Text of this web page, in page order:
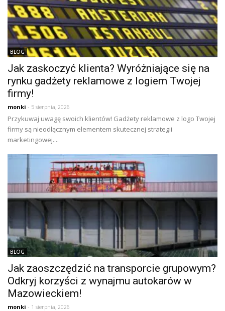
BLOG
Jak zaskoczyć klienta? Wyróżniające się na
rynku gadżety reklamowe z logiem Twojej
firmy!
monki - 5 sierpnia, 2026
Przykuwaj uwagę swoich klientów! Gadżety reklamowe z logo Twojej
firmy są nieodłącznym elementem skutecznej strategii
marketingowej....
BLOG
Jak zaoszczędzić na transporcie grupowym?
Odkryj korzyści z wynajmu autokarów w
Mazowieckiem!
monki - 1 sierpnia, 2026